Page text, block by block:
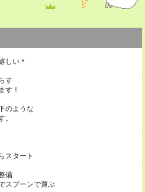
しい＊
す
す！
のような
。
スタート
備
スプーンで運ぶ